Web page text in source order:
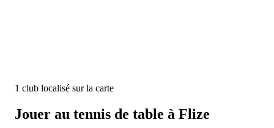
1 club localisé sur la carte
Jouer au tennis de table à Flize